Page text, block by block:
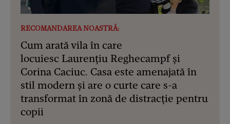
RECOMANDAREA NOASTRĂ:
Cum arată vila în care
locuiesc Laurențiu Reghecampf și
Corina Caciuc. Casa este amenajată în
stil modern și are o curte care s-a
transformat în zonă de distracție pentru
copii